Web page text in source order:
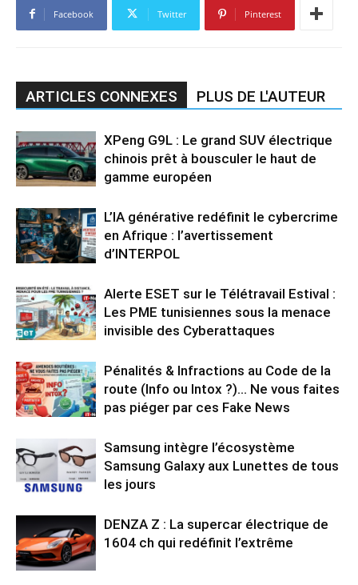
Facebook Twitter Pinterest
ARTICLES CONNEXES PLUS DE L'AUTEUR
XPeng G9L : Le grand SUV électrique
chinois prêt à bousculer le haut de
gamme européen
L’IA générative redéfinit le cybercrime
en Afrique : l’avertissement
d’INTERPOL
Alerte ESET sur le Télétravail Estival :
Les PME tunisiennes sous la menace
invisible des Cyberattaques
Pénalités & Infractions au Code de la
route (Info ou Intox ?)… Ne vous faites
pas piéger par ces Fake News
Samsung intègre l’écosystème
Samsung Galaxy aux Lunettes de tous
les jours
DENZA Z : La supercar électrique de
1604 ch qui redéfinit l’extrême